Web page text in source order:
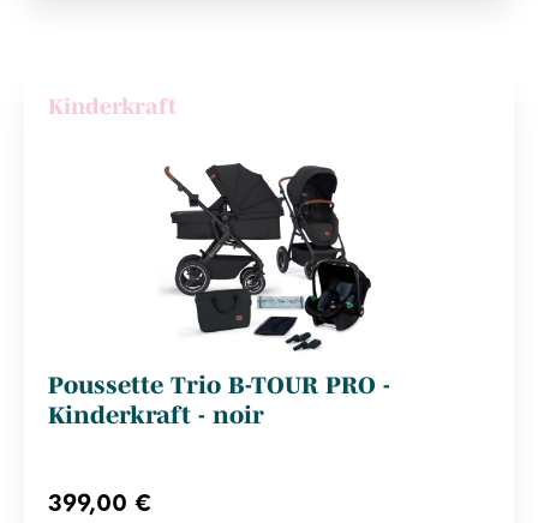
Kinderkraft
Poussette Trio B-TOUR PRO -
Kinderkraft - noir
399,00 €